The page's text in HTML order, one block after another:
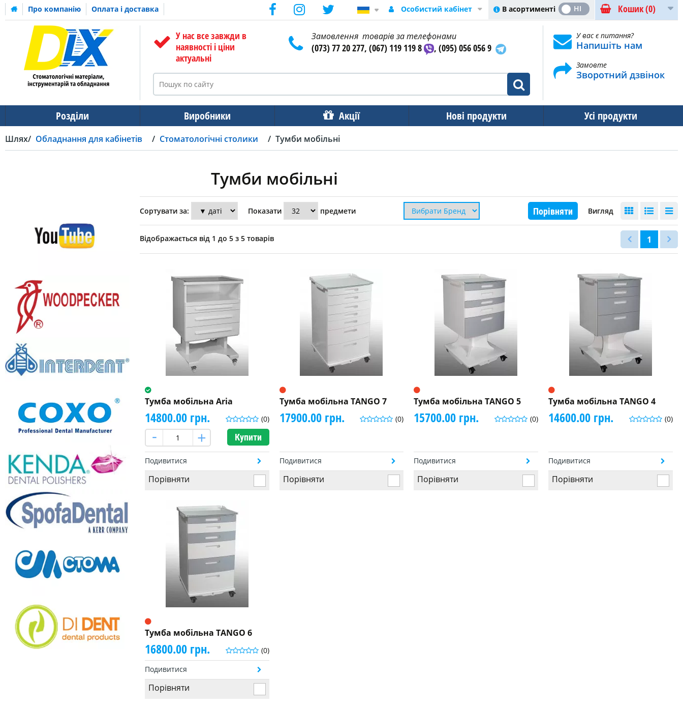
Про компанію Оплата і доставка Кошик(0)
В асортименті
ТАК НІ
Особистий кабінет
У нас все завжди в
наявності і ціни
актуальні
Замовлення товарів за телефонами
(073) 77 20 277, (067) 119 119 8 , (095) 056 056 9
У вас є питання?
Напишіть нам
Замовте
Зворотний дзвінок
Розділи Виробники Акції Нові продукти Усі продукти
Шлях Обладнання для кабінетів Стоматологічні столики Тумби мобільні
Тумби мобільні
Вигляд
Порівняти
Сортувати за: Показати предмети
Відображається від 1 до 5 з 5 товарів 1
Тумба мобільна Aria
(0)
14800.00 грн.
Купити
Подивитися
Порівняти
Тумба мобільна TANGO 7
(0)
17900.00 грн.
Подивитися
Порівняти
Тумба мобільна TANGO 5
(0)
15700.00 грн.
Подивитися
Порівняти
Тумба мобільна TANGO 4
(0)
14600.00 грн.
Подивитися
Порівняти
Тумба мобільна TANGO 6
(0)
16800.00 грн.
Подивитися
Порівняти